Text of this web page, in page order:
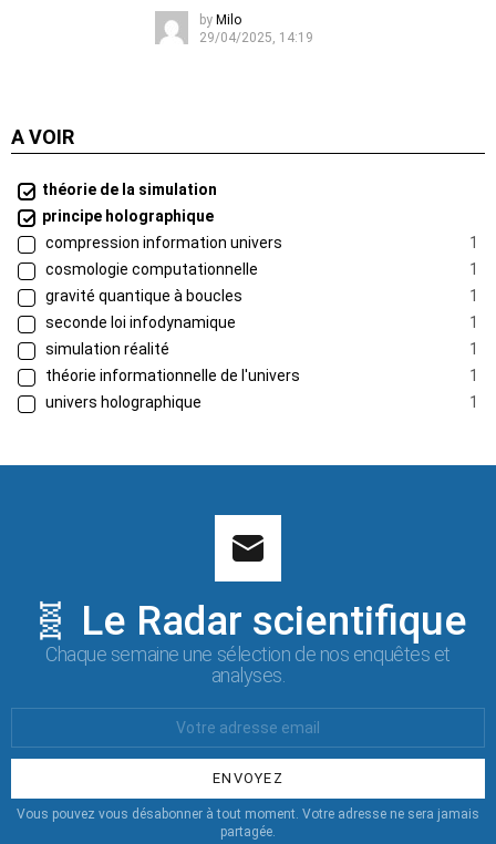
by Milo
29/04/2025, 14:19
A VOIR
théorie de la simulation
principe holographique
compression information univers
1
cosmologie computationnelle
1
gravité quantique à boucles
1
seconde loi infodynamique
1
simulation réalité
1
théorie informationnelle de l'univers
1
univers holographique
1
🧬 Le Radar scientifique
Chaque semaine une sélection de nos enquêtes et
analyses.
:
Vous pouvez vous désabonner à tout moment. Votre adresse ne sera jamais
partagée.